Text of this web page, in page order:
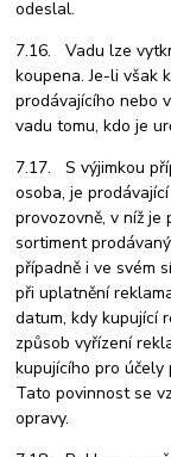
odeslal.
7.16. Vadu lze
koupena. Je-li však
prodávajícího nebo
vadu tomu, kdo je
7.17. S výjimkou
osoba, je
provozovně, v níž je
sortiment
případně i ve svém
při uplatnění
datum, kdy kupující
způsob vyřízení
kupujícího pro
Tato povinnost se
opravy.